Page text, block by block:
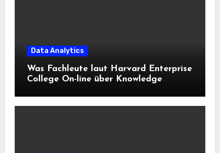
Data Analytics
Was Fachleute laut Harvard Enterprise
College On-line über Knowledge